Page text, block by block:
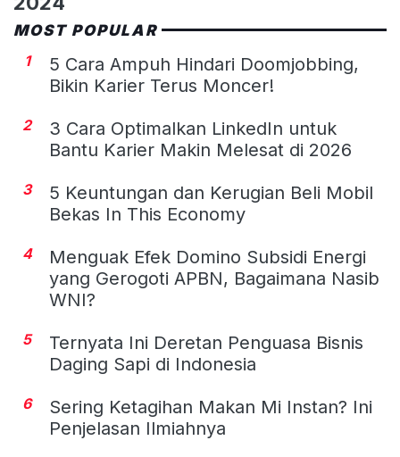
MOST POPULAR
1
5 Cara Ampuh Hindari Doomjobbing,
Bikin Karier Terus Moncer!
2
3 Cara Optimalkan LinkedIn untuk
Bantu Karier Makin Melesat di 2026
3
5 Keuntungan dan Kerugian Beli Mobil
Bekas In This Economy
4
Menguak Efek Domino Subsidi Energi
yang Gerogoti APBN, Bagaimana Nasib
WNI?
5
Ternyata Ini Deretan Penguasa Bisnis
Daging Sapi di Indonesia
6
Sering Ketagihan Makan Mi Instan? Ini
Penjelasan Ilmiahnya